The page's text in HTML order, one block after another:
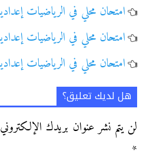
امتحان محلي في الرياضيات
امتحان محلي في الرياضيات
امتحان محلي في الرياضيات
هل لديك تعليق؟
لن يتم نشر عنوان بريدك
*